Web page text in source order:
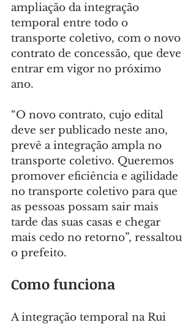
ampliação da integração
temporal entre todo o
transporte coletivo, com o novo
contrato de concessão, que deve
entrar em vigor no próximo
ano.
“O novo contrato, cujo edital
deve ser publicado neste ano,
prevê a integração ampla no
transporte coletivo. Queremos
promover eficiência e agilidade
no transporte coletivo para que
as pessoas possam sair mais
tarde das suas casas e chegar
mais cedo no retorno”, ressaltou
o prefeito.
Como funciona
A integração temporal na Rui